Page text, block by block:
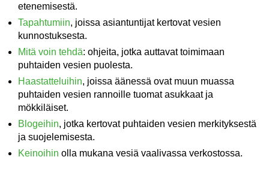
etenemisestä.
Tapahtumiin, joissa asiantuntijat kertovat vesien
kunnostuksesta.
Mitä voin tehdä: ohjeita, jotka auttavat toimimaan
puhtaiden vesien puolesta.
Haastatteluihin, joissa äänessä ovat muun muassa
puhtaiden vesien rannoille tuomat asukkaat ja
mökkiläiset.
Blogeihin, jotka kertovat puhtaiden vesien merkityksestä
ja suojelemisesta.
Keinoihin olla mukana vesiä vaalivassa verkostossa.